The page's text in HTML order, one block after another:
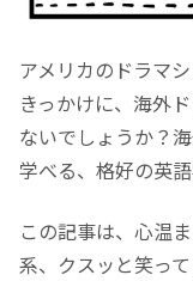
アメリカのドラマ
きっかけに、海外
ないでしょうか？
学べる、格好の英
この記事は、心温
系、クスッと笑っ